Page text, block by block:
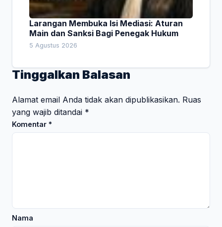
Larangan Membuka Isi Mediasi: Aturan
Main dan Sanksi Bagi Penegak Hukum
5 Agustus 2026
Tinggalkan Balasan
Alamat email Anda tidak akan dipublikasikan. Ruas
yang wajib ditandai *
Komentar *
Nama